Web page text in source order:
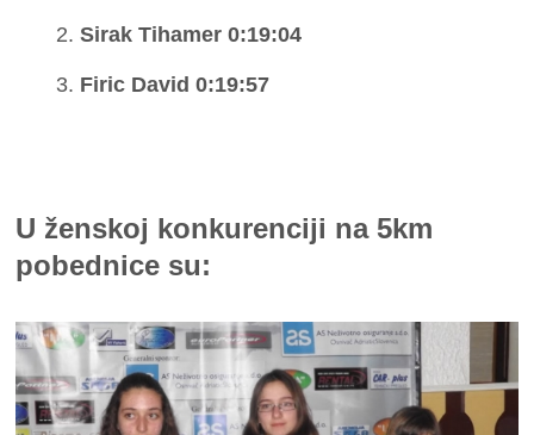
Sirak Tihamer 0:19:04
Firic David 0:19:57
U ženskoj konkurenciji na 5km
pobednice su: